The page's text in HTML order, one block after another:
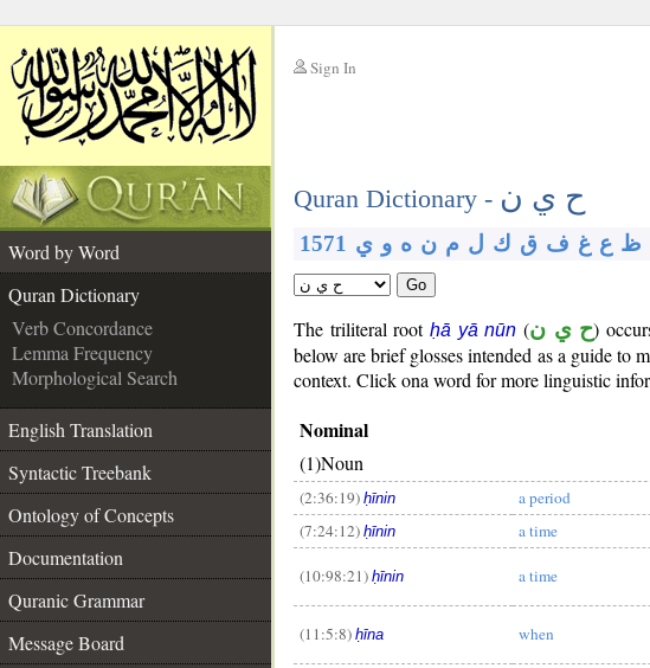
Sign In
Quran Dictionary - ح ي ن
Word by Word
Quran Dictionary
Verb Concordance
Lemma Frequency
Morphological Search
English Translation
Syntactic Treebank
Ontology of Concepts
Documentation
Quranic Grammar
Message Board
1571 ظ ع غ ف ق ك ل م ن ه و ي
Go
The triliteral root ḥā yā nūn (ح ي ن)
below are brief glosses intended as a guide to
context. Click ona word for more linguistic
Nominal
(1)Noun
(2:36:19) ḥīnin a period
(7:24:12) ḥīnin a time
(10:98:21) ḥīnin a time
(11:5:8) ḥīna when